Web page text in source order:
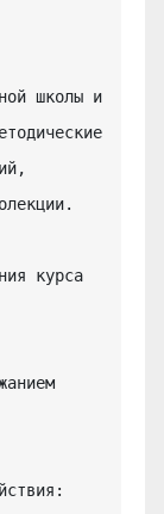
школы и
курса